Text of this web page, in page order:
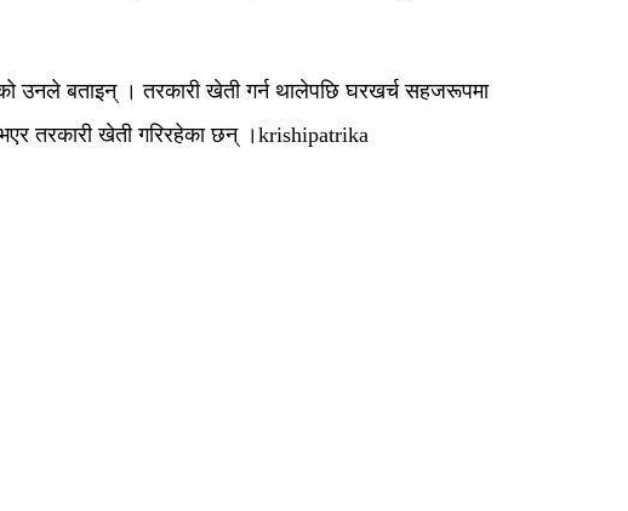
उनले बताइन् । तरकारी खेती गर्न थालेपछि घरखर्च सहजरूपमा
तरकारी खेती गरिरहेका छन् ।krishipatrika